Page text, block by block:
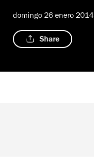
domingo 26 enero 2014
Share